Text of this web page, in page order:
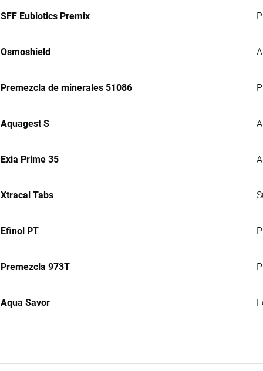
SFF Eubiotics Premix
Osmoshield
Premezcla de minerales 51086
Aquagest S
Exia Prime 35
Xtracal Tabs
Efinol PT
Premezcla 973T
Aqua Savor